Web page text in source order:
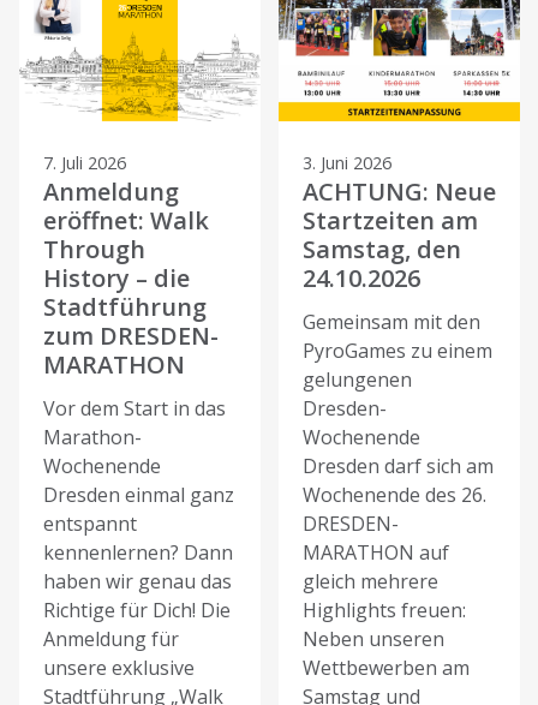
7. Juli 2026
Anmeldung
eröffnet: Walk
Through
History – die
Stadtführung
zum DRESDEN-
MARATHON
Vor dem Start in das
Marathon-
Wochenende
Dresden einmal ganz
entspannt
kennenlernen? Dann
haben wir genau das
Richtige für Dich! Die
Anmeldung für
unsere exklusive
Stadtführung „Walk
3. Juni 2026
ACHTUNG: Neue
Startzeiten am
Samstag, den
24.10.2026
Gemeinsam mit den
PyroGames zu einem
gelungenen
Dresden-
Wochenende
Dresden darf sich am
Wochenende des 26.
DRESDEN-
MARATHON auf
gleich mehrere
Highlights freuen:
Neben unseren
Wettbewerben am
Samstag und